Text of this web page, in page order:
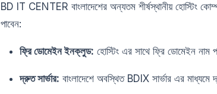
BD IT CENTER বাংলাদেশের অন্যতম শীর্ষস্থানীয় হোস্টিং
পাবেন:
ফ্রি ডোমেইন ইনক্লুড: হোস্টিং এর সাথে ফ্রি ডোমেইন নাম
দ্রুত সার্ভার: বাংলাদেশে অবস্থিত BDIX সার্ভার এর